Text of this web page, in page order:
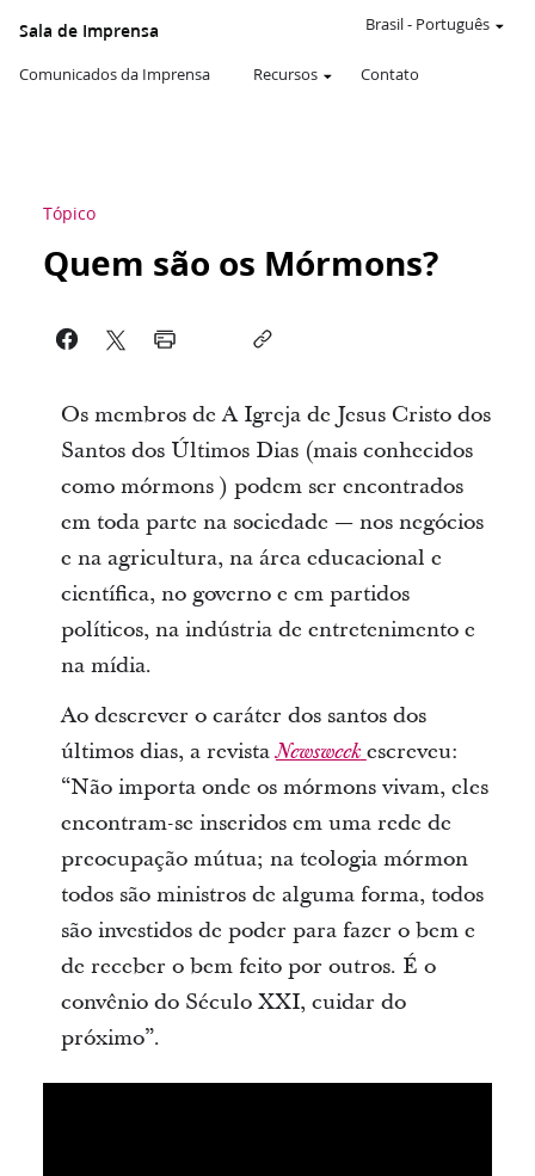
Sala de Imprensa
Comunicados da Imprensa Recursos Contato
Brasil- Português
Tópico
Quem são os Mórmons?
Os membros de A Igreja de Jesus Cristo dos
Santos dos Últimos Dias (mais conhecidos
como mórmons ) podem ser encontrados
em toda parte na sociedade — nos negócios
e na agricultura, na área educacional e
científica, no governo e em partidos
políticos, na indústria de entretenimento e
na mídia.
Ao descrever o caráter dos santos dos
últimos dias, a revistaNewsweek escreveu:
“Não importa onde os mórmons vivam, eles
encontram-se inseridos em uma rede de
preocupação mútua; na teologia mórmon
todos são ministros de alguma forma, todos
são investidos de poder para fazer o bem e
de receber o bem feito por outros. É o
convênio do Século XXI, cuidar do
próximo”.